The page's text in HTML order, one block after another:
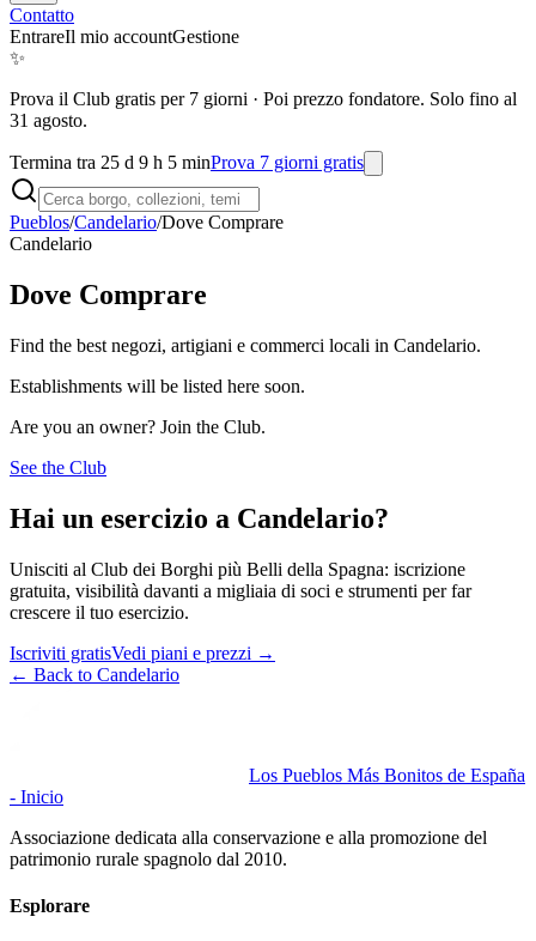
Contatto
EntrareIl mio accountGestione
✨
Prova il Club gratis per 7 giorni · Poi prezzo fondatore. Solo fino al
31 agosto.
Termina tra 25 d 9 h 5 minProva 7 giorni gratis
Pueblos/Candelario/Dove Comprare
Candelario
Dove Comprare
Find the best negozi, artigiani e commerci locali in Candelario.
Establishments will be listed here soon.
Are you an owner? Join the Club.
See the Club
Hai un esercizio a Candelario?
Unisciti al Club dei Borghi più Belli della Spagna: iscrizione
gratuita, visibilità davanti a migliaia di soci e strumenti per far
crescere il tuo esercizio.
Iscriviti gratisVedi piani e prezzi →
← Back to Candelario
Los Pueblos Más Bonitos de España
- Inicio
Associazione dedicata alla conservazione e alla promozione del
patrimonio rurale spagnolo dal 2010.
Esplorare